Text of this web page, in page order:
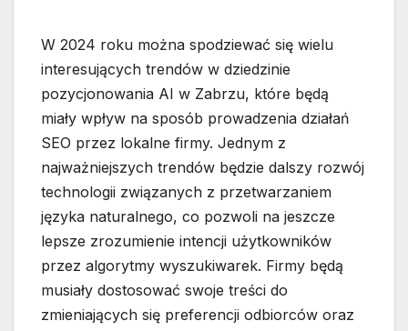
W 2024 roku można spodziewać się wielu
interesujących trendów w dziedzinie
pozycjonowania AI w Zabrzu, które będą
miały wpływ na sposób prowadzenia działań
SEO przez lokalne firmy. Jednym z
najważniejszych trendów będzie dalszy rozwój
technologii związanych z przetwarzaniem
języka naturalnego, co pozwoli na jeszcze
lepsze zrozumienie intencji użytkowników
przez algorytmy wyszukiwarek. Firmy będą
musiały dostosować swoje treści do
zmieniających się preferencji odbiorców oraz